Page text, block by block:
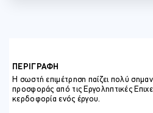
ΠΕΡΙΓΡΑΦΗ
Η σωστή επιμέτρηση παίζει πολύ
προσφοράς από τις Εργοληπτικές
κερδοφορία ενός έργου.